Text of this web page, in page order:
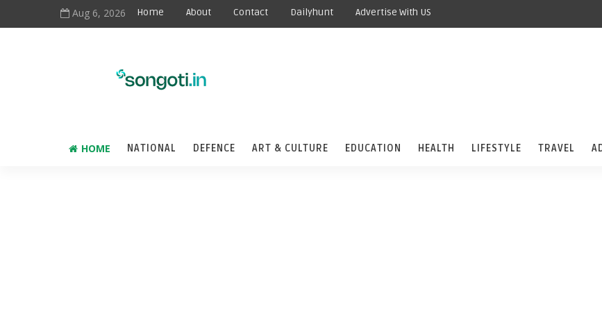
Aug 6, 2026 Home About Contact Dailyhunt Advertise With US
HOME NATIONAL DEFENCE ART & CULTURE EDUCATION HEALTH LIFESTYLE TRAVEL